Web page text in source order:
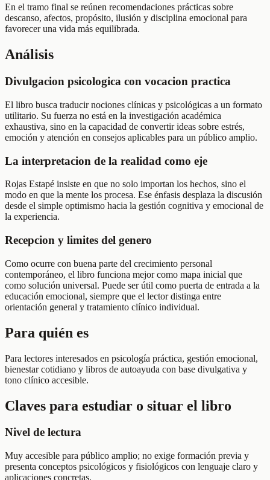
En el tramo final se reúnen recomendaciones prácticas sobre
descanso, afectos, propósito, ilusión y disciplina emocional para
favorecer una vida más equilibrada.
Análisis
Divulgacion psicologica con vocacion practica
El libro busca traducir nociones clínicas y psicológicas a un formato
utilitario. Su fuerza no está en la investigación académica
exhaustiva, sino en la capacidad de convertir ideas sobre estrés,
emoción y atención en consejos aplicables para un público amplio.
La interpretacion de la realidad como eje
Rojas Estapé insiste en que no solo importan los hechos, sino el
modo en que la mente los procesa. Ese énfasis desplaza la discusión
desde el simple optimismo hacia la gestión cognitiva y emocional de
la experiencia.
Recepcion y limites del genero
Como ocurre con buena parte del crecimiento personal
contemporáneo, el libro funciona mejor como mapa inicial que
como solución universal. Puede ser útil como puerta de entrada a la
educación emocional, siempre que el lector distinga entre
orientación general y tratamiento clínico individual.
Para quién es
Para lectores interesados en psicología práctica, gestión emocional,
bienestar cotidiano y libros de autoayuda con base divulgativa y
tono clínico accesible.
Claves para estudiar o situar el libro
Nivel de lectura
Muy accesible para público amplio; no exige formación previa y
presenta conceptos psicológicos y fisiológicos con lenguaje claro y
aplicaciones concretas.